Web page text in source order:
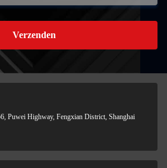
Verzenden
Puwei Highway, Fengxian District, Shanghai